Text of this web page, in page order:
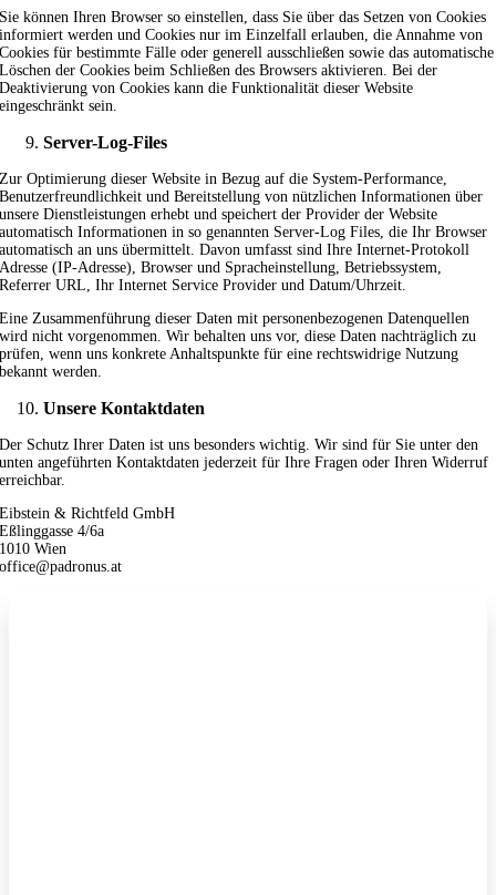
Sie können Ihren Browser so einstellen, dass Sie über das Setzen von Cookies
informiert werden und Cookies nur im Einzelfall erlauben, die Annahme von
Cookies für bestimmte Fälle oder generell ausschließen sowie das automatische
Löschen der Cookies beim Schließen des Browsers aktivieren. Bei der
Deaktivierung von Cookies kann die Funktionalität dieser Website
eingeschränkt sein.
Server-Log-Files
Zur Optimierung dieser Website in Bezug auf die System-Performance,
Benutzerfreundlichkeit und Bereitstellung von nützlichen Informationen über
unsere Dienstleistungen erhebt und speichert der Provider der Website
automatisch Informationen in so genannten Server-Log Files, die Ihr Browser
automatisch an uns übermittelt. Davon umfasst sind Ihre Internet-Protokoll
Adresse (IP-Adresse), Browser und Spracheinstellung, Betriebssystem,
Referrer URL, Ihr Internet Service Provider und Datum/Uhrzeit.
Eine Zusammenführung dieser Daten mit personenbezogenen Datenquellen
wird nicht vorgenommen. Wir behalten uns vor, diese Daten nachträglich zu
prüfen, wenn uns konkrete Anhaltspunkte für eine rechtswidrige Nutzung
bekannt werden.
Unsere Kontaktdaten
Der Schutz Ihrer Daten ist uns besonders wichtig. Wir sind für Sie unter den
unten angeführten Kontaktdaten jederzeit für Ihre Fragen oder Ihren Widerruf
erreichbar.
Eibstein & Richtfeld GmbH
Eßlinggasse 4/6a
1010 Wien
office@padronus.at